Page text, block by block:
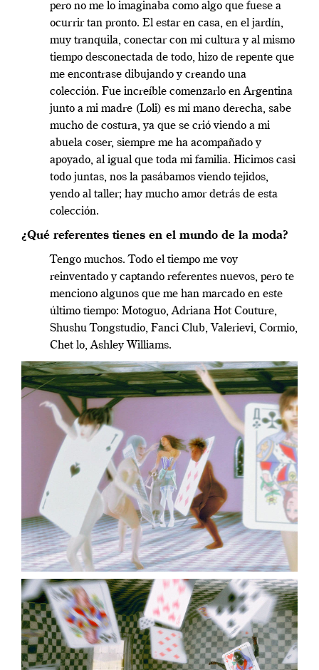
pero no me lo imaginaba como algo que fuese a
ocurrir tan pronto. El estar en casa, en el jardín,
muy tranquila, conectar con mi cultura y al mismo
tiempo desconectada de todo, hizo de repente que
me encontrase dibujando y creando una
colección. Fue increíble comenzarlo en Argentina
junto a mi madre (Loli) es mi mano derecha, sabe
mucho de costura, ya que se crió viendo a mi
abuela coser, siempre me ha acompañado y
apoyado, al igual que toda mi familia. Hicimos casi
todo juntas, nos la pasábamos viendo tejidos,
yendo al taller; hay mucho amor detrás de esta
colección.
¿Qué referentes tienes en el mundo de la moda?
Tengo muchos. Todo el tiempo me voy
reinventado y captando referentes nuevos, pero te
menciono algunos que me han marcado en este
último tiempo: Motoguo, Adriana Hot Couture,
Shushu Tongstudio, Fanci Club, Valerievi, Cormio,
Chet lo, Ashley Williams.